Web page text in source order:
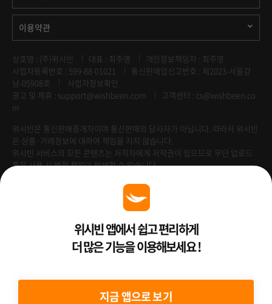
이용약관
상호명 : (주)위시빈 대표 : 최주영
개인정보책임자 : 최주영
사업자등록번호 : 599-88-01021
통신판매업신고번호 : 제2023-서울강
남-05908호
사업자정보확인
광고 및 제휴 : support@wishbeen.com
고객센터 : cs@wishbeen.co
m
위시빈은 통신판매중개자이며 통신판매의 당사자가 아닙니다. 따라서 위시빈
은 상품·거래정보에 대하여 책임을 지지 않습니다.
위시빈 서비스의 모든 콘텐츠는 저작자에게 저작권이 있으므로 무단 업로드
혹은 사용 시 법적 책임이 발생할 수 있습니다.
Venture Enterprise위시빈 앱에서 쉽고 편리하게
더 많은 기능을 이용해보세요 !
지금 앱으로 보기